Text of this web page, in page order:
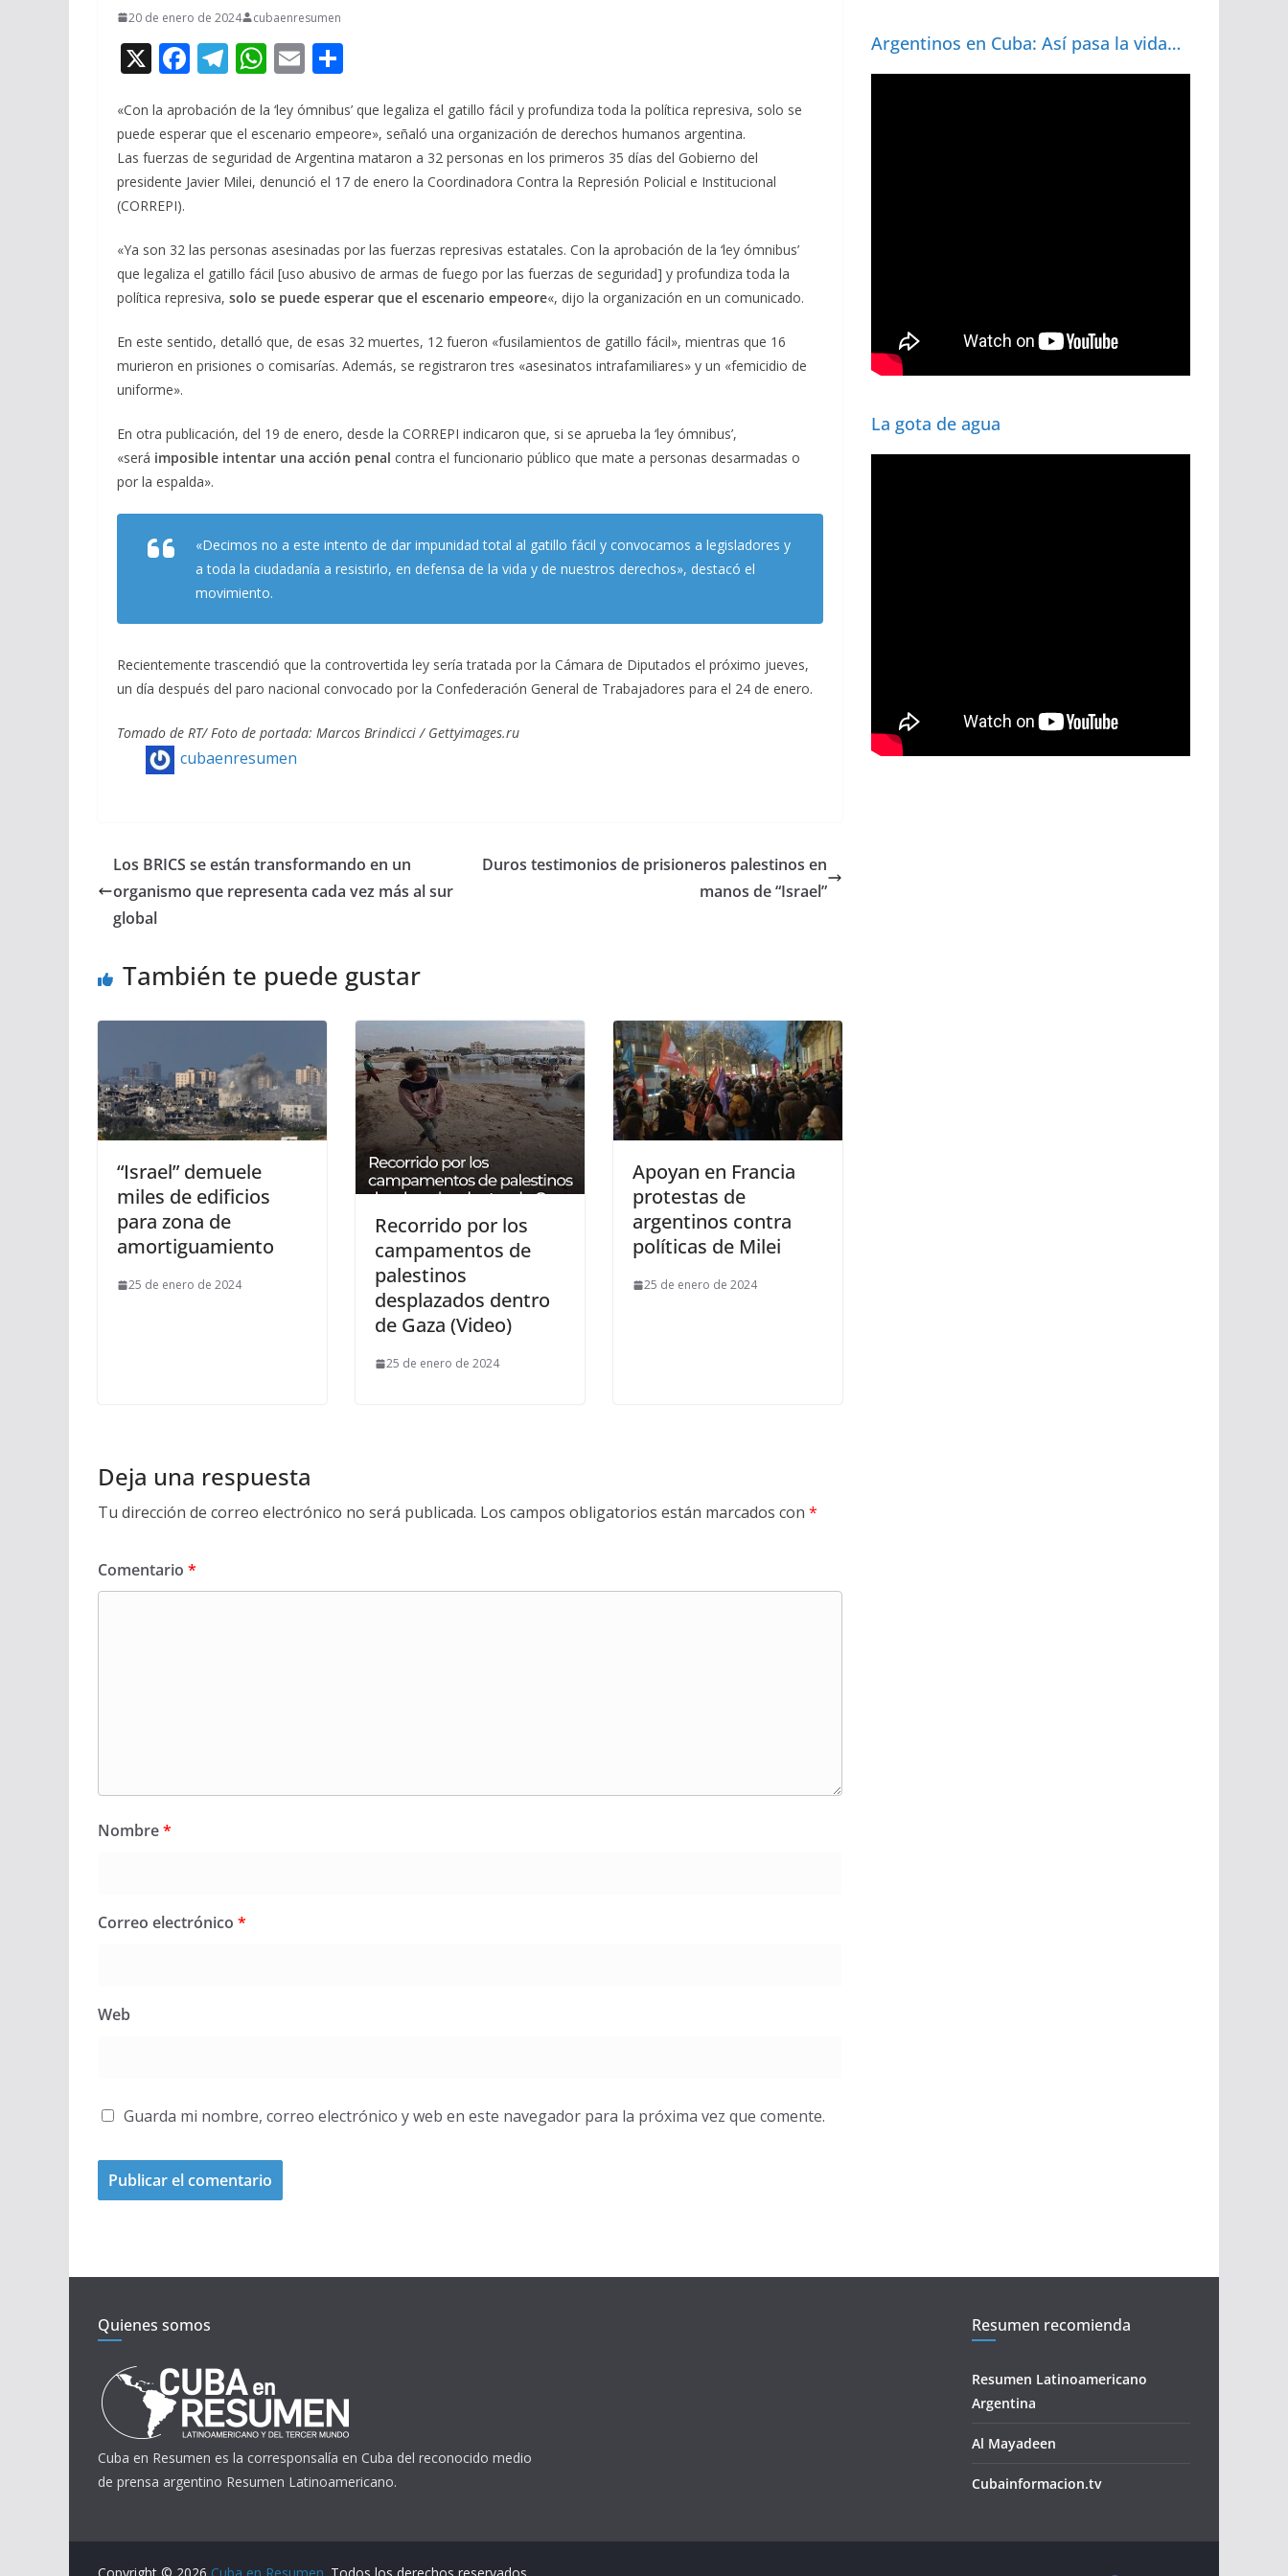
20 de enero de 2024 cubaenresumen
X F
e
b
o
k
T
e
gr
a
W
at
s
A
p
E
ai
l
m
p
ar
r
«Con la aprobación de la ‘ley ómnibus’ que legaliza el gatillo fácil y profundiza toda la política represiva, solo se
puede esperar que el escenario empeore», señaló una organización de derechos humanos argentina.
Las fuerzas de seguridad de Argentina mataron a 32 personas en los primeros 35 días del Gobierno del
presidente Javier Milei, denunció el 17 de enero la Coordinadora Contra la Represión Policial e Institucional
(CORREPI).
«Ya son 32 las personas asesinadas por las fuerzas represivas estatales. Con la aprobación de la ‘ley ómnibus’
que legaliza el gatillo fácil [uso abusivo de armas de fuego por las fuerzas de seguridad] y profundiza toda la
política represiva, solo se puede esperar que el escenario empeore«, dijo la organización en un comunicado.
En este sentido, detalló que, de esas 32 muertes, 12 fueron «fusilamientos de gatillo fácil», mientras que 16
murieron en prisiones o comisarías. Además, se registraron tres «asesinatos intrafamiliares» y un «femicidio de
uniforme».
En otra publicación, del 19 de enero, desde la CORREPI indicaron que, si se aprueba la ‘ley ómnibus’,
«será imposible intentar una acción penal contra el funcionario público que mate a personas desarmadas o
por la espalda».
«Decimos no a este intento de dar impunidad total al gatillo fácil y convocamos a legisladores y
a toda la ciudadanía a resistirlo, en defensa de la vida y de nuestros derechos», destacó el
movimiento.
Recientemente trascendió que la controvertida ley sería tratada por la Cámara de Diputados el próximo jueves,
un día después del paro nacional convocado por la Confederación General de Trabajadores para el 24 de enero.
Tomado de RT/ Foto de portada: Marcos Brindicci/ Gettyimages.ru
cubaenresumen
Los BRICS se están transformando en un
organismo que representa cada vez más al sur
global
Duros testimonios de prisioneros palestinos en
manos de “Israel”
También te puede gustar
“Israel” demuele
miles de edificios
para zona de
amortiguamiento
25 de enero de 2024
Recorrido por los
campamentos de
palestinos
desplazados dentro
de Gaza (Video)
25 de enero de 2024
Apoyan en Francia
protestas de
argentinos contra
políticas de Milei
25 de enero de 2024
Deja una respuesta
Tu dirección de correo electrónico no será publicada. Los campos obligatorios están marcados con *
Comentario *
Nombre*
Correo electrónico *
Web
Guarda mi nombre, correo electrónico y web en este navegador para la próxima vez que comente.
Argentinos en Cuba: Así pasa la vida…
La gota de agua
Quienes somos
Cuba en Resumen es la corresponsalía en Cuba del reconocido medio
de prensa argentino Resumen Latinoamericano.
Resumen recomienda
Resumen Latinoamericano
Argentina
Al Mayadeen
Cubainformacion.tv